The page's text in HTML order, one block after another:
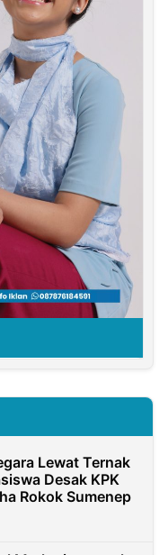
Lewat Ternak
Desak KPK
Rokok Sumenep